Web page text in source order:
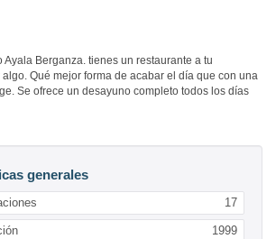
Ayala Berganza. tienes un restaurante a tu
Qué mejor forma de acabar el día que con una
Se ofrece un desayuno completo todos los días
generales
17
1999